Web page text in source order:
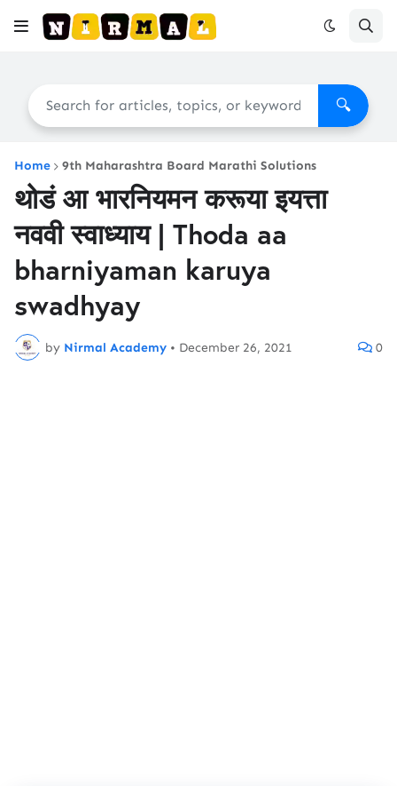
🔍
Home 9th Maharashtra Board Marathi Solutions
थोडं आ भारनियमन करूया इयत्ता
नववी स्वाध्याय | Thoda aa
bharniyaman karuya
swadhyay
by Nirmal Academy • December 26, 2021 0